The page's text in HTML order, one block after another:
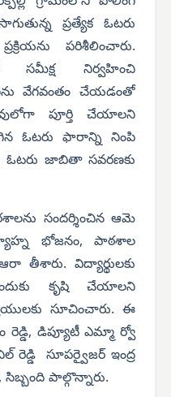
ప్రత్యేక ఓటరు
పరిశీలించారు.
సమీక్ష నిర్వహించి
వేగవంతం చేయడంతో
పూర్తి చేయాలని
ఓటరు ఫారాన్ని నింపి
ఓటరు జాబితా సవరణకు
సందర్శించిన ఆమె
భోజనం, పాఠశాల
తీశారు. విద్యార్థులకు
కృషి చేయాలని
సూచించారు. ఈ
రెడ్డి, డిప్యూటీ ఎమ్మా ర్వో
రెడ్డి సూపర్వైజర్ ఇంద్ర
పాల్గొన్నారు.